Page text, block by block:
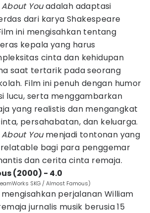
About Youadalah adaptasi
dari karya Shakespeare
ini mengisahkan tentang
kepala yang harus
cinta dan kehidupan
saat tertarik pada seorang
Film ini penuh dengan humor
lucu, serta menggambarkan
yang realistis dan mengangkat
persahabatan, dan keluarga.
About Youmenjadi tontonan yang
bagi para penggemar
dan cerita cinta remaja.
(2000) - 4.0
SKG / Almost Famous)
perjalanan William
jurnalis musik berusia 15